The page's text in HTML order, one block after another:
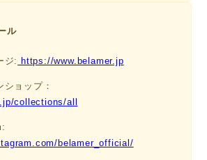
ル
ジ: https://www.belamer.jp
ョップ：
collections/all
belamer_official/